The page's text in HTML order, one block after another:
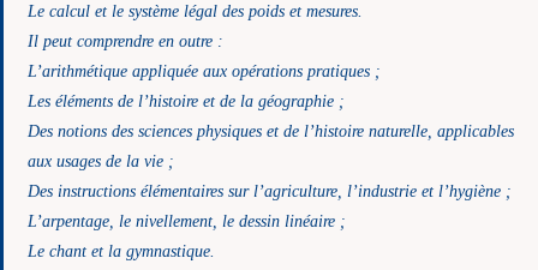
Le calcul et le système légal des poids et mesures.
Il peut comprendre en outre :
L’arithmétique appliquée aux opérations pratiques ;
Les éléments de l’histoire et de la géographie ;
Des notions des sciences physiques et de l’histoire naturelle, applicables
aux usages de la vie ;
Des instructions élémentaires sur l’agriculture, l’industrie et l’hygiène ;
L’arpentage, le nivellement, le dessin linéaire ;
Le chant et la gymnastique.